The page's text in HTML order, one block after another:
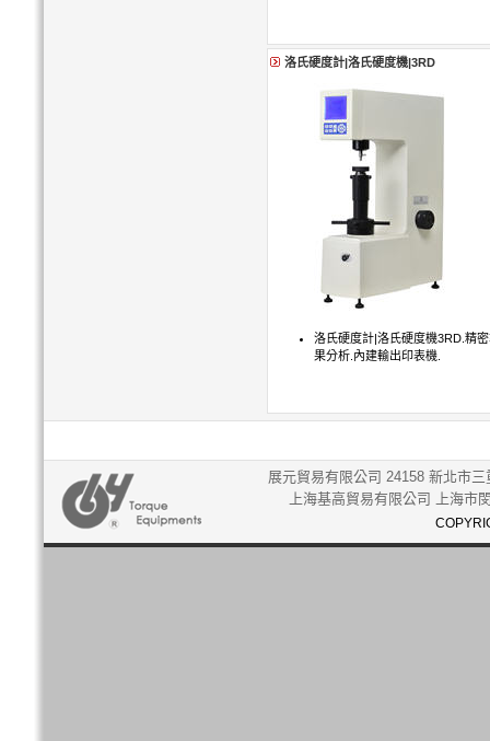
洛氏硬度計|洛氏硬度機|3RD
洛氏硬度計|洛氏硬度機3RD.精
果分析.內建輸出印表機.
展元貿易有限公司 24158 新北市
上海基高貿易有限公司 上海